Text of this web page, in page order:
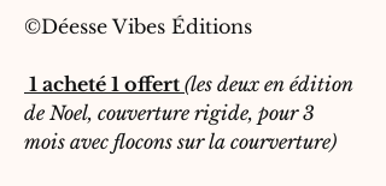
©Déesse Vibes Éditions
1 acheté 1 offert (les deux en édition
de Noel, couverture rigide, pour 3
mois avec flocons sur la courverture)